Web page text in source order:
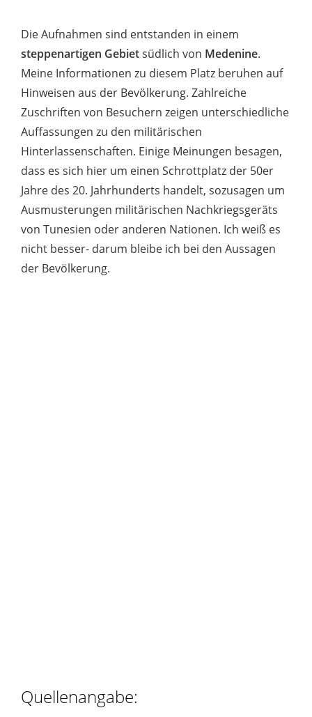
Die Aufnahmen sind entstanden in einem
steppenartigen Gebietsüdlich von Medenine.
Meine Informationen zu diesem Platz beruhen auf
Hinweisen aus der Bevölkerung. Zahlreiche
Zuschriften von Besuchern zeigen unterschiedliche
Auffassungen zu den militärischen
Hinterlassenschaften. Einige Meinungen besagen,
dass es sich hier um einen Schrottplatz der 50er
Jahre des 20. Jahrhunderts handelt, sozusagen um
Ausmusterungen militärischen Nachkriegsgeräts
von Tunesien oder anderen Nationen. Ich weiß es
nicht besser- darum bleibe ich bei den Aussagen
der Bevölkerung.
Quellenangabe: